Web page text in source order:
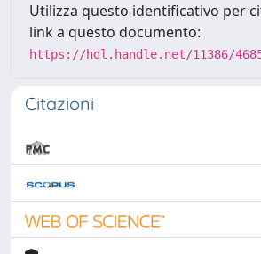
Utilizza questo identificativo per
link a questo documento:
https://hdl.handle.net/11386/
Citazioni